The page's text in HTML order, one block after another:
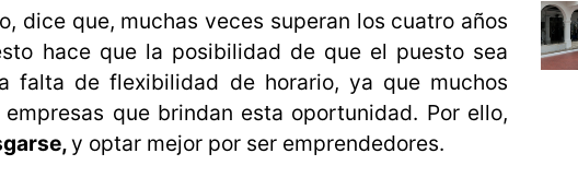
dice que, muchas veces superan los cuatro años
hace que la posibilidad de que el puesto sea
falta de flexibilidad de horario, ya que muchos
que brindan esta oportunidad. Por ello,
y optar mejor por ser emprendedores.